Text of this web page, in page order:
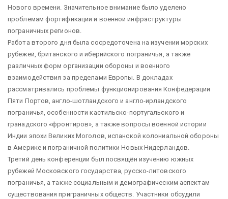
Нового времени. Значительное внимание было уделено
проблемам фортификации и военной инфраструктуры
пограничных регионов.
Работа второго дня была сосредоточена на изучении морских
рубежей, британского и иберийского пограничья, а также
различных форм организации обороны и военного
взаимодействия за пределами Европы. В докладах
рассматривались проблемы функционирования Конфедерации
Пяти Портов, англо-шотландского и англо-ирландского
пограничья, особенности кастильско-португальского и
гранадского «фронтиров», а также вопросы военной истории
Индии эпохи Великих Моголов, испанской колониальной обороны
в Америке и пограничной политики Новых Нидерландов.
Третий день конференции был посвящён изучению южных
рубежей Московского государства, русско-литовского
пограничья, а также социальным и демографическим аспектам
существования приграничных обществ. Участники обсудили